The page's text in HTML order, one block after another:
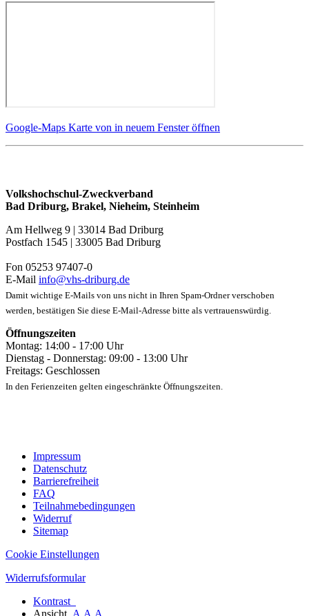
Google-Maps Karte von in neuem Fenster öffnen
Volkshochschul-Zweckverband
Bad Driburg, Brakel, Nieheim, Steinheim
Am Hellweg 9 | 33014 Bad Driburg
Postfach 1545 | 33005 Bad Driburg
Fon 05253 97407-0
E-Mail info@vhs-driburg.de
Damit wichtige E-Mails von uns nicht in Ihren Spam-Ordner verschoben
werden, bestätigen Sie diese E-Mail-Adresse bitte als vertrauenswürdig.
Öffnungszeiten
Montag: 14:00 - 17:00 Uhr
Dienstag - Donnerstag: 09:00 - 13:00 Uhr
Freitags: Geschlossen
In den Ferienzeiten gelten eingeschränkte Öffnungszeiten.
Impressum
Datenschutz
Barrierefreiheit
FAQ
Teilnahmebedingungen
Widerruf
Sitemap
Cookie Einstellungen
Widerrufsformular
Kontrast